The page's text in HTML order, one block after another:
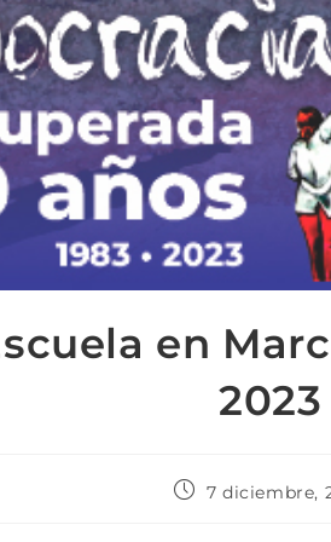
en
2023
7 diciembre,